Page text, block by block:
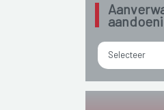
Selecteer